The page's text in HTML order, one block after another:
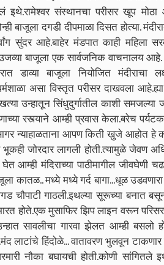
इथे.रामेश्वर संस्थानचा परीसर खूप
बाजूला दगडी दीपमाळा दिसत होत्या.
सुंदर आहे.बाहेर मंडपात काही महिला
उजव्या बाजूला एक सार्वजनिक वाचनालय
डाव्या बाजूला नियोजित
असा विस्तृत परीसर दाखवला
उन्हातून सिंधुदुर्गातील काशी समजल्या
रस्त्याने आम्ही प्रवास केला.बरेच
न्याहाळताना आपण किती खुजे आहोत हे
जोरदार लागली होती.त्यामुळे जेवण
घेत आम्ही मंदिराच्या पाठीमागील
कातळ.. मध्ये मध्ये गर्द बागा...धूळ
चौपाटी गाठली.इथल्या सूरूच्या बनात
होते.एक मुसाफिर झिप लाइन वरून
सावलीचा गारवा झेलत आम्ही बसलो
लाटांचे हिंदोळे... वातावरण भुलवून
नौका बघायची होती.कोणी